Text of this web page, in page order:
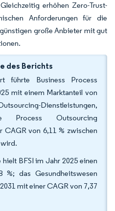
erhöhen Zero-Trust-
Anforderungen für die
große Anbieter mit gut
des Berichts
führte Business Process
mit einem Marktanteil von
Dienstleistungen,
Process Outsourcing
CAGR von 6,11 % zwischen
BFSI im Jahr 2025 einen
%; das Gesundheitswesen
mit einer CAGR von 7,37